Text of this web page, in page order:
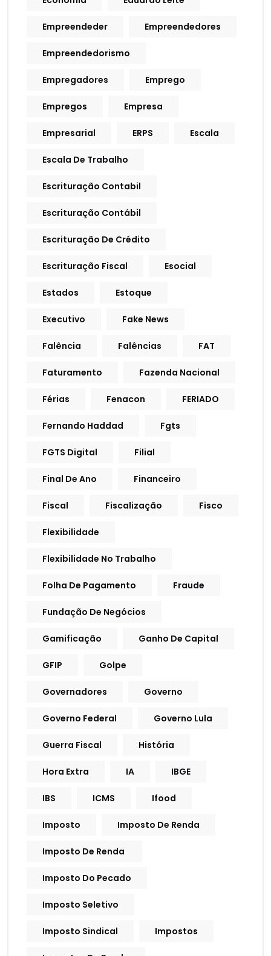
Empreendeder Empreendedores
Empreendedorismo
Empregadores Emprego
Empregos Empresa
Empresarial ERPS Escala
Escala De Trabalho
Escrituração Contabil
Escrituração Contábil
Escrituração De Crédito
Escrituração Fiscal Esocial
Estados Estoque
Executivo Fake News
Falência Falências FAT
Faturamento Fazenda Nacional
Férias Fenacon FERIADO
Fernando Haddad Fgts
FGTS Digital Filial
Final De Ano Financeiro
Fiscal Fiscalização Fisco
Flexibilidade
Flexibilidade No Trabalho
Folha De Pagamento Fraude
Fundação De Negócios
Gamificação Ganho De Capital
GFIP Golpe
Governadores Governo
Governo Federal Governo Lula
Guerra Fiscal História
Hora Extra IA IBGE
IBS ICMS Ifood
Imposto Imposto De Renda
Imposto De Renda
Imposto Do Pecado
Imposto Seletivo
Imposto Sindical Impostos